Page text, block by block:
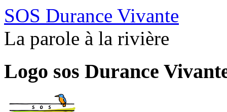
SOS Durance Vivante
La parole à la rivière
Logo sos Durance